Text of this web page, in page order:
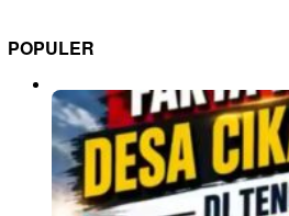
POPULER